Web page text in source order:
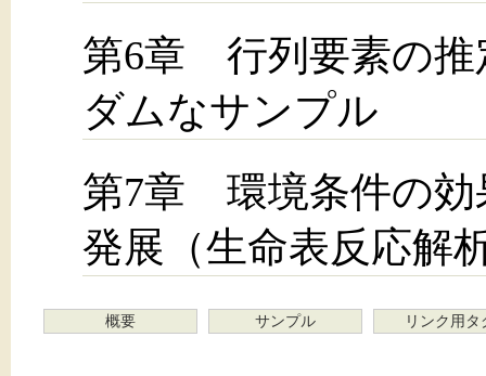
第6章 行列要素の推
ダムなサンプル
第7章 環境条件の
発展（生命表反応解
概要 サンプル リンク用タ